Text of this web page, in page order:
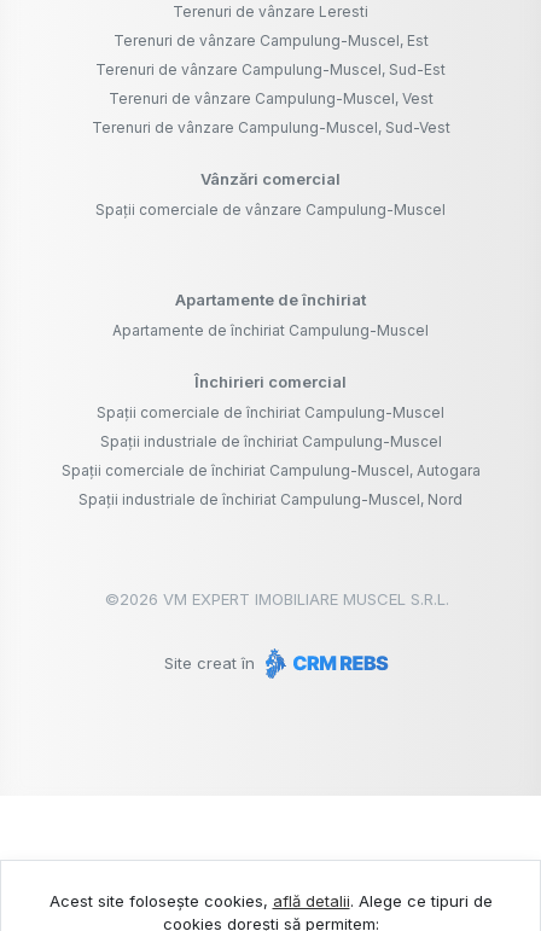
Terenuri de vânzare Leresti
Terenuri de vânzare Campulung-Muscel, Est
Terenuri de vânzare Campulung-Muscel, Sud-Est
Terenuri de vânzare Campulung-Muscel, Vest
Terenuri de vânzare Campulung-Muscel, Sud-Vest
Vânzări comercial
Spații comerciale de vânzare Campulung-Muscel
Apartamente de închiriat
Apartamente de închiriat Campulung-Muscel
Închirieri comercial
Spații comerciale de închiriat Campulung-Muscel
Spații industriale de închiriat Campulung-Muscel
Spații comerciale de închiriat Campulung-Muscel, Autogara
Spații industriale de închiriat Campulung-Muscel, Nord
©2026 VM EXPERT IMOBILIARE MUSCEL S.R.L.
Site creat în
Acest site folosește cookies, află detalii. Alege ce tipuri de
cookies dorești să permitem: